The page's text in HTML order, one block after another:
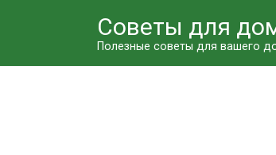
Советы для
Полезные советы для вашего